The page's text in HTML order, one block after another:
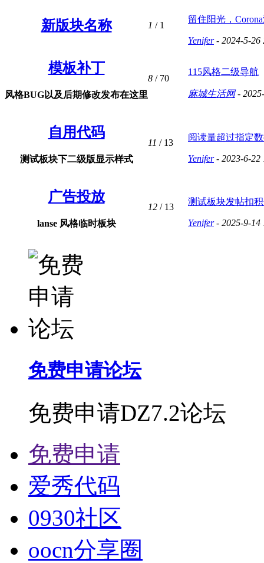
新版块名称 1 / 1
留住阳光，
Yenifer- 2024-5-26
模板补丁
风格BUG以及后期修改发布在这里
8 / 70
115风格二级导航
麻城生活网-
自用代码
测试板块下二级版显示样式
11 / 13
阅读量超过指定
Yenifer- 2023-6-22
广告投放
lanse 风格临时板块
12 / 13
测试板块发帖扣
Yenifer- 2025-9-14
免费申请论坛
免费申请DZ7.2论坛
免费申请
爱秀代码
0930社区
oocn分享圈